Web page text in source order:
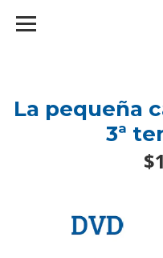
La pequeña
3ª